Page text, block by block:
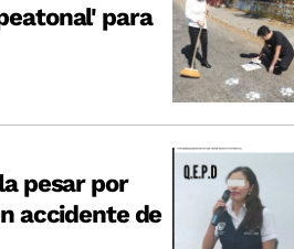
para
pesar por
accidente de